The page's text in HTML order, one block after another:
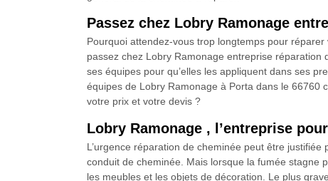
Passez chez Lobry Ramonage
Pourquoi attendez-vous trop longtemps pour
passez chez Lobry Ramonage entreprise
ses équipes pour qu’elles les appliquent dans ses
équipes de Lobry Ramonage à Porta dans le 66760
votre prix et votre devis ?
Lobry Ramonage , l’entreprise
L’urgence réparation de cheminée peut être
conduit de cheminée. Mais lorsque la fumée stagne
les meubles et les objets de décoration. Le plus